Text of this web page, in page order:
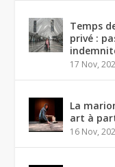
Temps
privé :
17 Nov,
La
art à
16 Nov,